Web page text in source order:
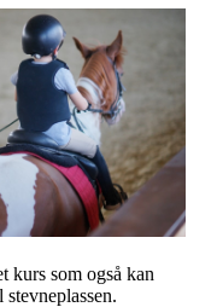
kurs som også kan